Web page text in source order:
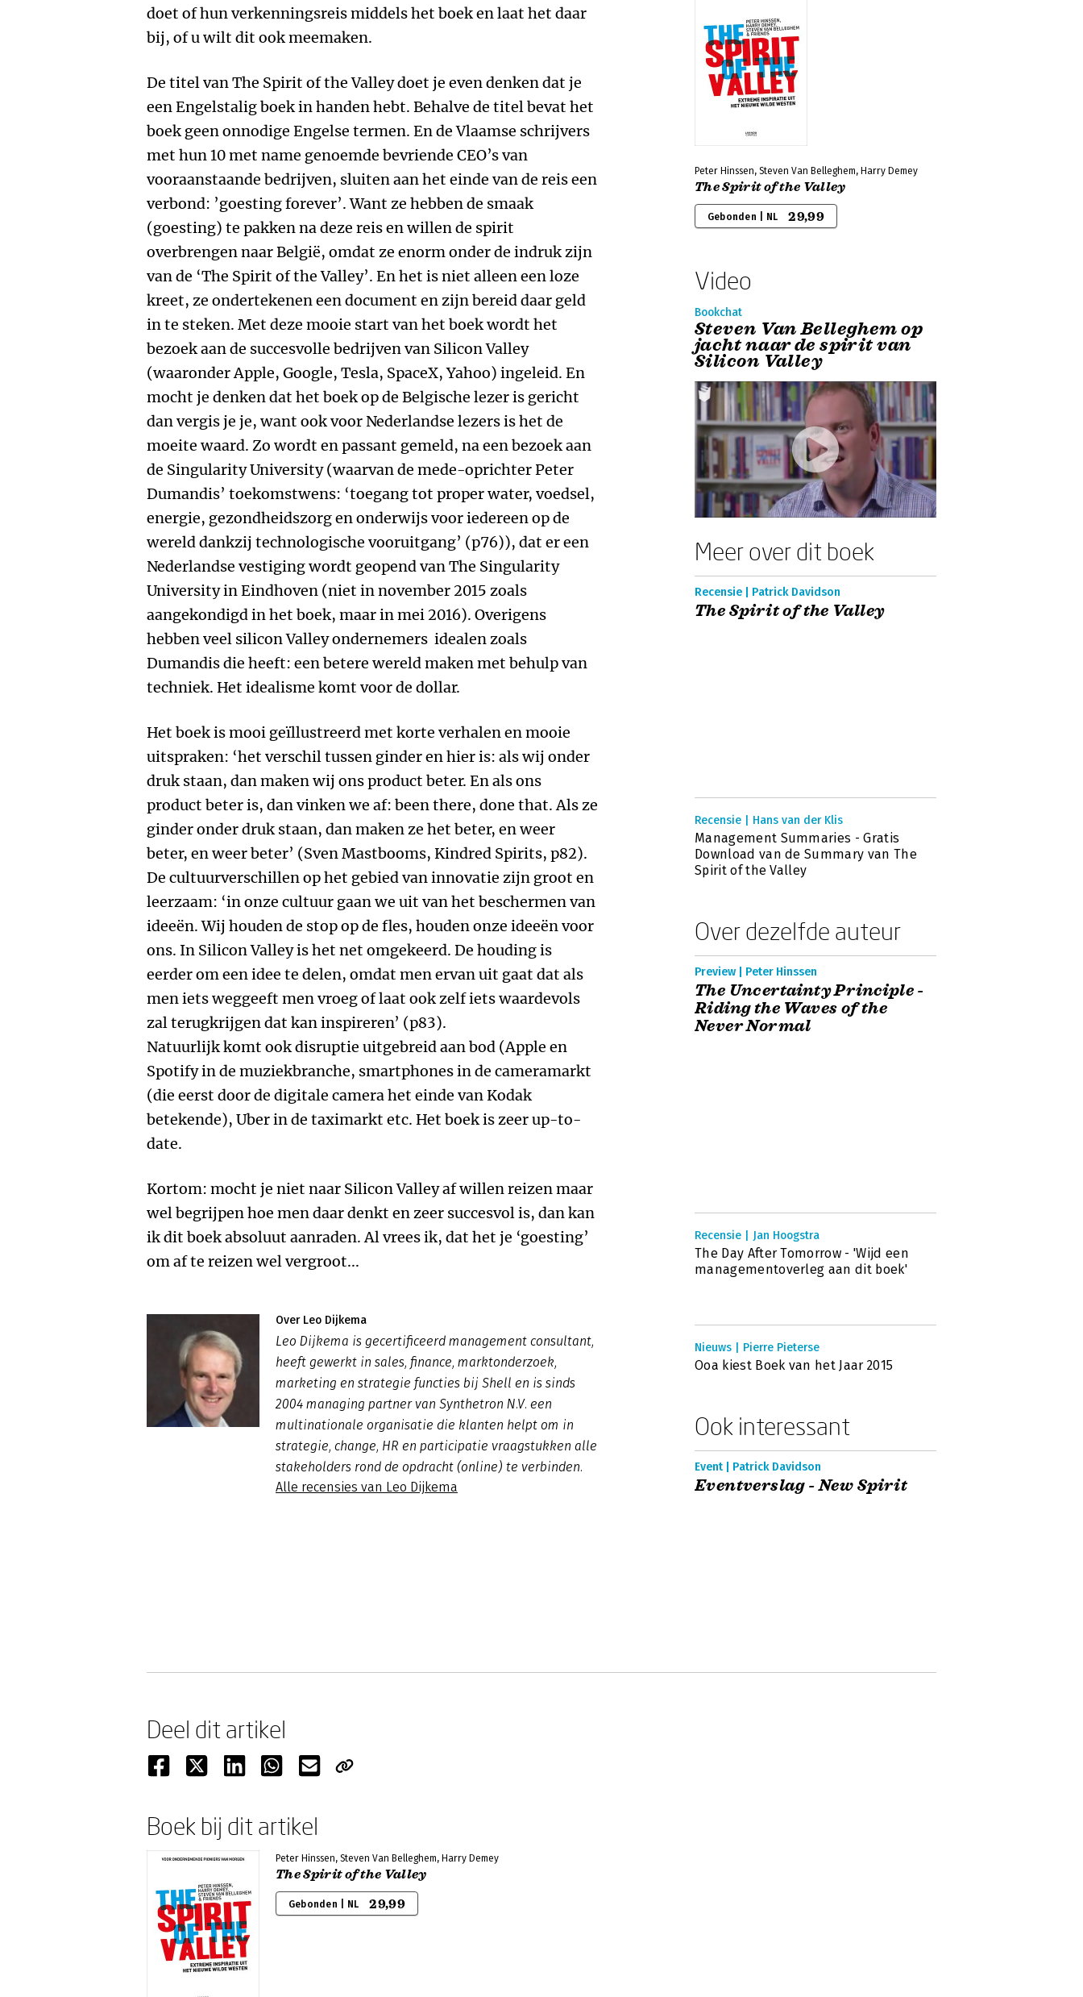
doet of hun verkenningsreis middels het boek en laat het daar
bij, of u wilt dit ook meemaken.
De titel van The Spirit of the Valley doet je even denken dat je
een Engelstalig boek in handen hebt. Behalve de titel bevat het
boek geen onnodige Engelse termen. En de Vlaamse schrijvers
met hun 10 met name genoemde bevriende CEO’s van
vooraanstaande bedrijven, sluiten aan het einde van de reis een
verbond: ’goesting forever’. Want ze hebben de smaak
(goesting) te pakken na deze reis en willen de spirit
overbrengen naar België, omdat ze enorm onder de indruk zijn
van de ‘The Spirit of the Valley’. En het is niet alleen een loze
kreet, ze ondertekenen een document en zijn bereid daar geld
in te steken. Met deze mooie start van het boek wordt het
bezoek aan de succesvolle bedrijven van Silicon Valley
(waaronder Apple, Google, Tesla, SpaceX, Yahoo) ingeleid. En
mocht je denken dat het boek op de Belgische lezer is gericht
dan vergis je je, want ook voor Nederlandse lezers is het de
moeite waard. Zo wordt en passant gemeld, na een bezoek aan
de Singularity University (waarvan de mede-oprichter Peter
Dumandis’ toekomstwens: ‘toegang tot proper water, voedsel,
energie, gezondheidszorg en onderwijs voor iedereen op de
wereld dankzij technologische vooruitgang’ (p76)), dat er een
Nederlandse vestiging wordt geopend van The Singularity
University in Eindhoven (niet in november 2015 zoals
aangekondigd in het boek, maar in mei 2016). Overigens
hebben veel silicon Valley ondernemers idealen zoals
Dumandis die heeft: een betere wereld maken met behulp van
techniek. Het idealisme komt voor de dollar.
Het boek is mooi geïllustreerd met korte verhalen en mooie
uitspraken: ‘het verschil tussen ginder en hier is: als wij onder
druk staan, dan maken wij ons product beter. En als ons
product beter is, dan vinken we af: been there, done that. Als ze
ginder onder druk staan, dan maken ze het beter, en weer
beter, en weer beter’ (Sven Mastbooms, Kindred Spirits, p82).
De cultuurverschillen op het gebied van innovatie zijn groot en
leerzaam: ‘in onze cultuur gaan we uit van het beschermen van
ideeën. Wij houden de stop op de fles, houden onze ideeën voor
ons. In Silicon Valley is het net omgekeerd. De houding is
eerder om een idee te delen, omdat men ervan uit gaat dat als
men iets weggeeft men vroeg of laat ook zelf iets waardevols
zal terugkrijgen dat kan inspireren’ (p83).
Natuurlijk komt ook disruptie uitgebreid aan bod (Apple en
Spotify in de muziekbranche, smartphones in de cameramarkt
(die eerst door de digitale camera het einde van Kodak
betekende), Uber in de taximarkt etc. Het boek is zeer up-to-
date.
Kortom: mocht je niet naar Silicon Valley af willen reizen maar
wel begrijpen hoe men daar denkt en zeer succesvol is, dan kan
ik dit boek absoluut aanraden. Al vrees ik, dat het je ‘goesting’
om af te reizen wel vergroot...
Over Leo Dijkema
Leo Dijkema is gecertificeerd management consultant,
heeft gewerkt in sales, finance, marktonderzoek,
marketing en strategie functies bij Shell en is sinds
2004 managing partner van Synthetron N.V. een
multinationale organisatie die klanten helpt om in
strategie, change, HR en participatie vraagstukken alle
stakeholders rond de opdracht (online) te verbinden.
Alle recensies van Leo Dijkema
Peter Hinssen, Steven Van Belleghem, Harry Demey
The Spirit of the Valley
Gebonden | NL 29,99
Video
Bookchat
Steven Van Belleghem op
jacht naar de spirit van
Silicon Valley
Meer over dit boek
Recensie | Patrick Davidson
The Spirit of the Valley
Recensie | Hans van der Klis
Management Summaries - Gratis
Download van de Summary van The
Spirit of the Valley
Over dezelfde auteur
Preview | Peter Hinssen
The Uncertainty Principle -
Riding the Waves of the
Never Normal
Recensie | Jan Hoogstra
The Day After Tomorrow - 'Wijd een
managementoverleg aan dit boek'
Nieuws | Pierre Pieterse
Ooa kiest Boek van het Jaar 2015
Ook interessant
Event | Patrick Davidson
Eventverslag - New Spirit
Deel dit artikel
Boek bij dit artikel
Peter Hinssen, Steven Van Belleghem, Harry Demey
The Spirit of the Valley
Gebonden | NL 29,99